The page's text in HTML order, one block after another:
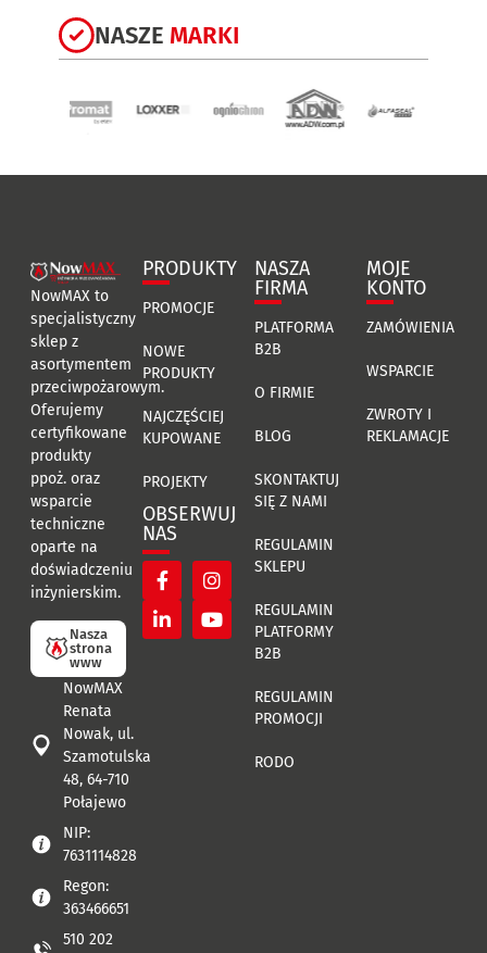
NASZE MARKI
NowMAX to
specjalistyczny
sklep z
asortymentem
przeciwpożarowym.
Oferujemy
certyfikowane
produkty
ppoż. oraz
wsparcie
techniczne
oparte na
doświadczeniu
inżynierskim.
Nasza
strona
www
NowMAX
Renata
Nowak, ul.
Szamotulska
48, 64-710
Połajewo
NIP:
7631114828
Regon:
363466651
510 202
PRODUKTY
PROMOCJE
NOWE
PRODUKTY
NAJCZĘŚCIEJ
KUPOWANE
PROJEKTY
OBSERWUJ
NAS
NASZA
FIRMA
PLATFORMA
B2B
O FIRMIE
BLOG
SKONTAKTUJ
SIĘ Z NAMI
REGULAMIN
SKLEPU
REGULAMIN
PLATFORMY
B2B
REGULAMIN
PROMOCJI
RODO
MOJE
KONTO
ZAMÓWIENIA
WSPARCIE
ZWROTY I
REKLAMACJE